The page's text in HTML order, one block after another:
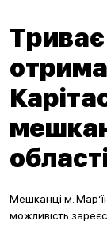
Мешканці м.
можливість